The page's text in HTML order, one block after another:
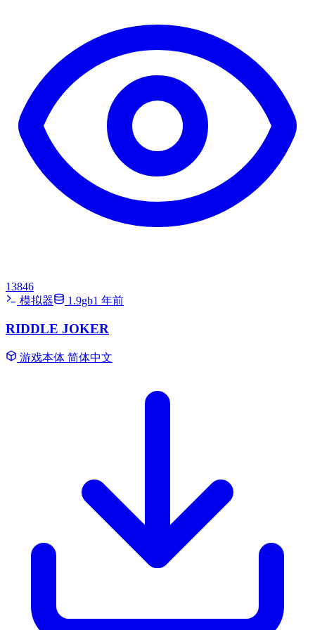
13846
模拟器
1.9gb1 年前
RIDDLE JOKER
游戏本体 简体中文